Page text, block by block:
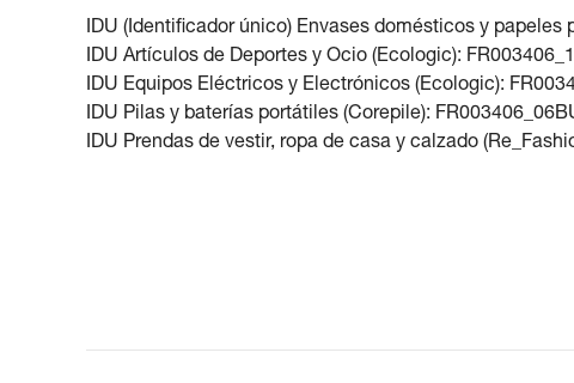
IDU (Identificador único) Envases domésticos y papeles
IDU Artículos de Deportes y Ocio (Ecologic):
IDU Equipos Eléctricos y Electrónicos (Ecologic):
IDU Pilas y baterías portátiles (Corepile):
IDU Prendas de vestir, ropa de casa y calzado